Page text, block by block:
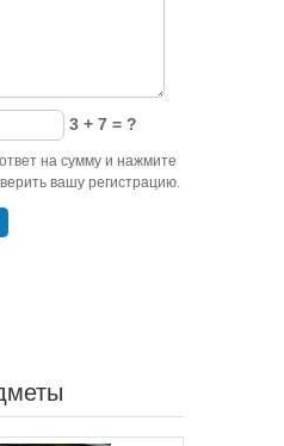
3 + 7 = ?
на сумму и нажмите
вашу регистрацию.